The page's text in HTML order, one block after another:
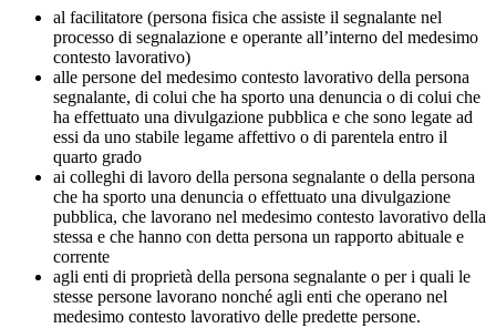
al facilitatore (persona fisica che assiste il segnalante nel
processo di segnalazione e operante all’interno del medesimo
contesto lavorativo)
alle persone del medesimo contesto lavorativo della persona
segnalante, di colui che ha sporto una denuncia o di colui che
ha effettuato una divulgazione pubblica e che sono legate ad
essi da uno stabile legame affettivo o di parentela entro il
quarto grado
ai colleghi di lavoro della persona segnalante o della persona
che ha sporto una denuncia o effettuato una divulgazione
pubblica, che lavorano nel medesimo contesto lavorativo della
stessa e che hanno con detta persona un rapporto abituale e
corrente
agli enti di proprietà della persona segnalante o per i quali le
stesse persone lavorano nonché agli enti che operano nel
medesimo contesto lavorativo delle predette persone.